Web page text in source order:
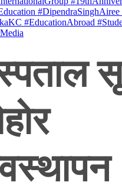
#DipendraSinghAiree
#EducationAbroad